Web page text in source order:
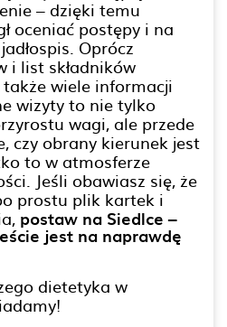
– dzięki temu
oceniać postępy i na
Oprócz
i list składników
wiele informacji
wizyty to nie tylko
wagi, ale przede
czy obrany kierunek jest
to w atmosferze
Jeśli obawiasz się, że
prostu plik kartek i
postaw na Siedlce –
jest na naprawdę
dietetyka w